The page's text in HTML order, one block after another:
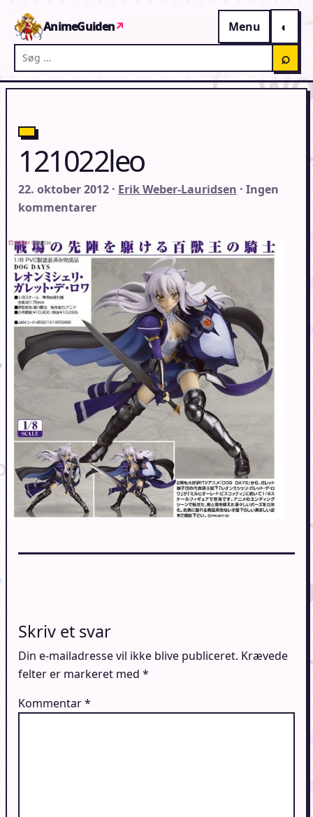
AnimeGuiden↗
Menu
Søg på AnimeGuiden
⌕
121022leo
22. oktober 2012 · Erik Weber-Lauridsen · Ingen
kommentarer
Skriv et svar
Din e-mailadresse vil ikke blive publiceret. Krævede
felter er markeret med *
Kommentar*